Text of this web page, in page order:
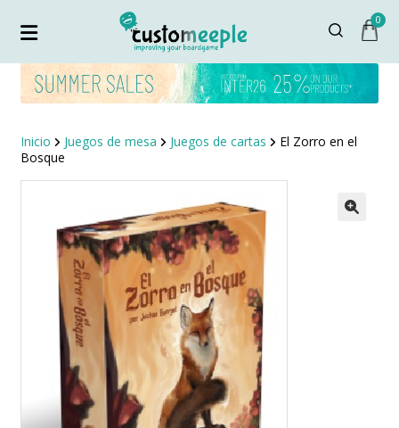
0
Inicio Juegos de mesa Juegos de cartas
El Zorro en el
Bosque